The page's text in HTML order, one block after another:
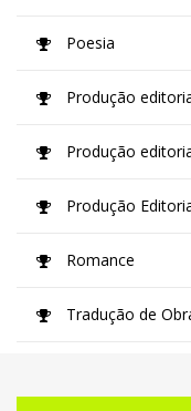
Poesia
Produção
Produção
Produção
Romance
Tradução de